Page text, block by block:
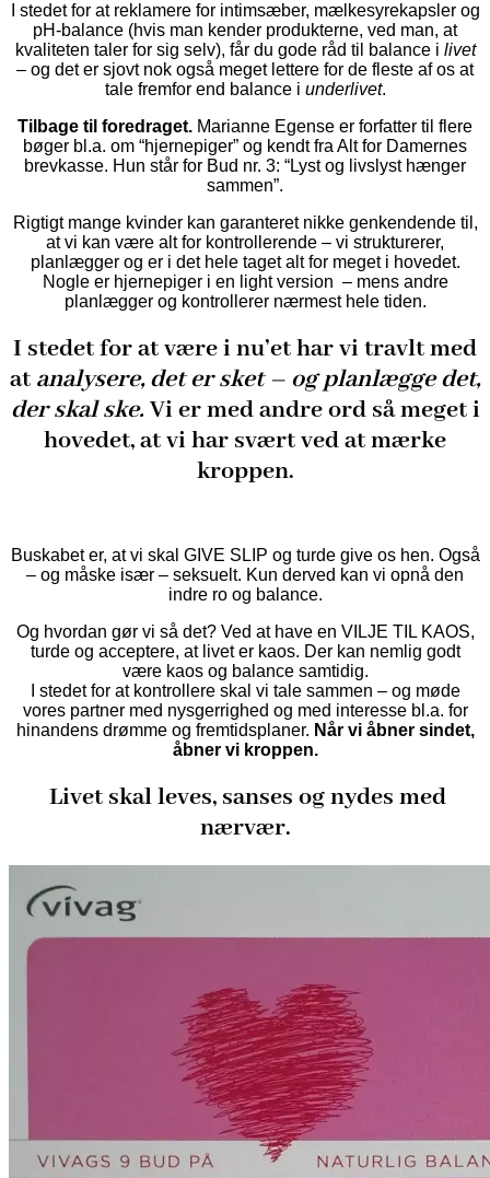
I stedet for at reklamere for intimsæber, mælkesyrekapsler og
pH-balance (hvis man kender produkterne, ved man, at
kvaliteten taler for sig selv), får du gode råd til balance i livet
– og det er sjovt nok også meget lettere for de fleste af os at
tale fremfor end balance i underlivet.
Tilbage til foredraget. Marianne Egense er forfatter til flere
bøger bl.a. om “hjernepiger” og kendt fra Alt for Damernes
brevkasse. Hun står for Bud nr. 3: “Lyst og livslyst hænger
sammen”.
Rigtigt mange kvinder kan garanteret nikke genkendende til,
at vi kan være alt for kontrollerende – vi strukturerer,
planlægger og er i det hele taget alt for meget i hovedet.
Nogle er hjernepiger i en light version – mens andre
planlægger og kontrollerer nærmest hele tiden.
I stedet for at være i nu’et har vi travlt med
at analysere, det er sket – og planlægge det,
der skal ske.Vi er med andre ord så meget i
hovedet, at vi har svært ved at mærke
kroppen.
Buskabet er, at vi skal GIVE SLIP og turde give os hen. Også
– og måske især – seksuelt. Kun derved kan vi opnå den
indre ro og balance.
Og hvordan gør vi så det? Ved at have en VILJE TIL KAOS,
turde og acceptere, at livet er kaos. Der kan nemlig godt
være kaos og balance samtidig.
I stedet for at kontrollere skal vi tale sammen – og møde
vores partner med nysgerrighed og med interesse bl.a. for
hinandens drømme og fremtidsplaner. Når vi åbner sindet,
åbner vi kroppen.
Livet skal leves, sanses og nydes med
nærvær.